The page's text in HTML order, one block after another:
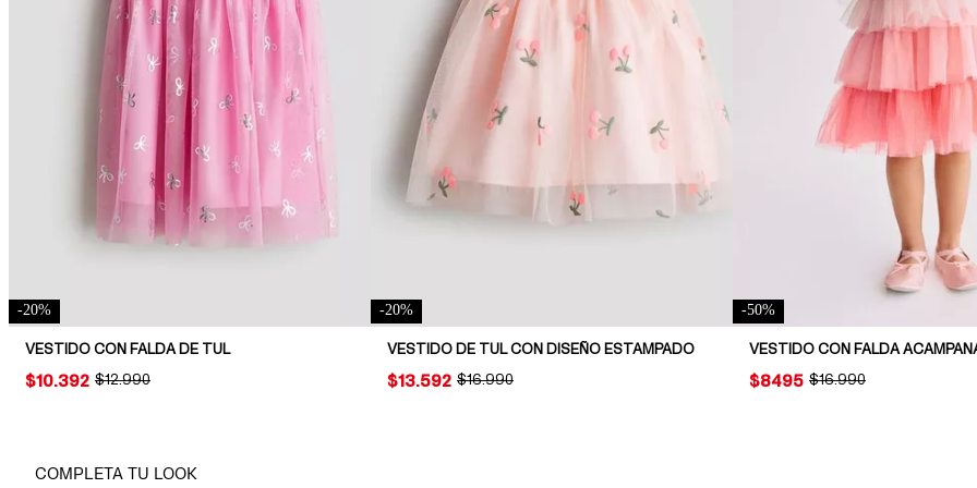
-20%
VESTIDO CON FALDA DE TUL
ORIGINAL PRICE:
$12.990
PRICE:
$10.392
-20%
VESTIDO DE TUL CON DISEÑO ESTAMPADO
ORIGINAL PRICE:
$16.990
PRICE:
$13.592
-50%
VESTIDO CON FALDA
ORIGINAL PRICE:
$16.990
PRICE:
$8495
COMPLETA TU LOOK